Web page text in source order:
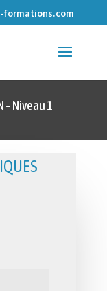
formations.com
Niveau 1